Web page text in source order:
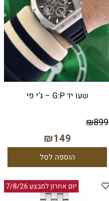
שעו יד G:P – ג’י פי
₪899
₪149
הוספה לסל
יום אחרון למבצע 7/8/26